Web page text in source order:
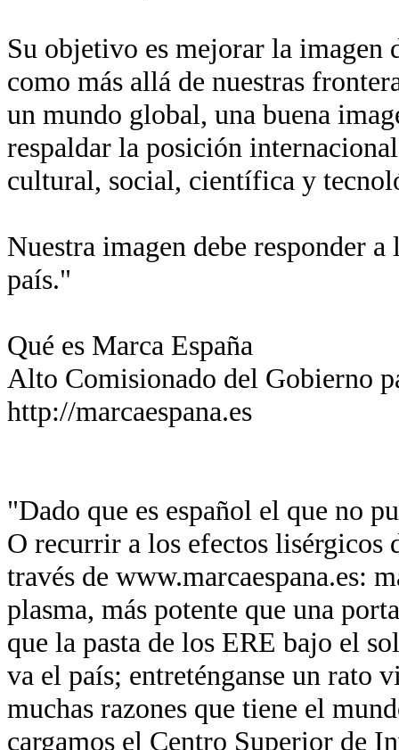
Su objetivo es mejorar la imagen
como más allá de nuestras
un mundo global, una buena
respaldar la posición
cultural, social, científica y
Nuestra imagen debe responder
país."
Qué es Marca España
Alto Comisionado del Gobierno
http://marcaespana.es
"Dado que es español el que no
O recurrir a los efectos lisérgicos
través de www.marcaespana.es:
plasma, más potente que una
que la pasta de los ERE bajo el
va el país; entreténganse un rato
muchas razones que tiene el
cargamos el Centro Superior de